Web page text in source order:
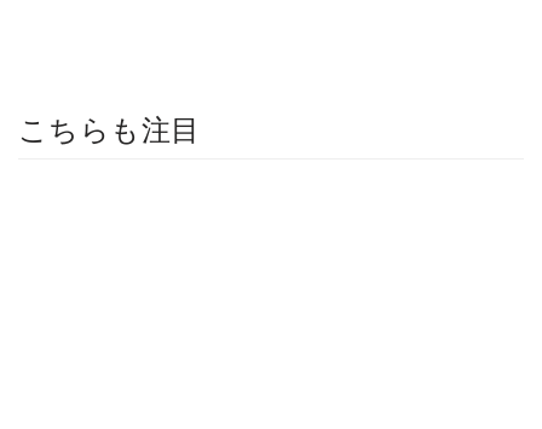
こちらも注目